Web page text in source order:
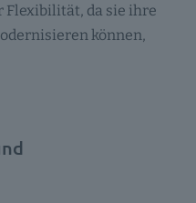
Flexibilität, da sie ihre
können,